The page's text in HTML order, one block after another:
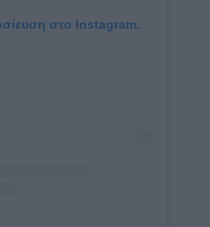
στο Instagram.